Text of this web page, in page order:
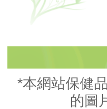
*本網站保健
的圖